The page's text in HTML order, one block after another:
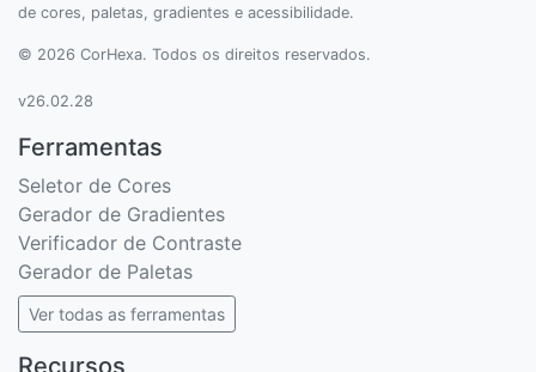
de cores, paletas, gradientes e acessibilidade.
© 2026 CorHexa. Todos os direitos reservados.
v26.02.28
Ferramentas
Seletor de Cores
Gerador de Gradientes
Verificador de Contraste
Gerador de Paletas
Ver todas as ferramentas
Recursos